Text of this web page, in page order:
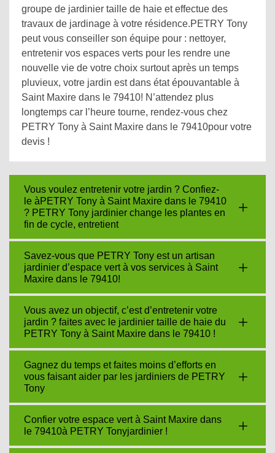
groupe de jardinier taille de haie et effectue des
travaux de jardinage à votre résidence.PETRY Tony
peut vous conseiller son équipe pour : nettoyer,
entretenir vos espaces verts pour les rendre une
nouvelle vie de votre choix surtout après un temps
pluvieux, votre jardin est dans état épouvantable à
Saint Maxire dans le 79410! N’attendez plus
longtemps car l’heure tourne, rendez-vous chez
PETRY Tony à Saint Maxire dans le 79410pour votre
devis !
Vous voulez entretenir votre jardin ? Confiez-
le àPETRY Tony à Saint Maxire dans le 79410
? PETRY Tony jardinier change les plantes en
fin de cycle, entretient
Savez-vous que PETRY Tony est un artisan
jardinier d’espace vert à vos services à Saint
Maxire dans le 79410!
Vous avez un objectif, c’est d’entretenir votre
jardin ? faites avec le jardinier taille de haie du
PETRY Tony à Saint Maxire dans le 79410 !
Gagnez du temps et faites moins d’efforts en
vous faisant aider par les jardiniers de PETRY
Tony
Confier votre espace vert à Saint Maxire dans
le 79410à PETRY Tonyjardinier !